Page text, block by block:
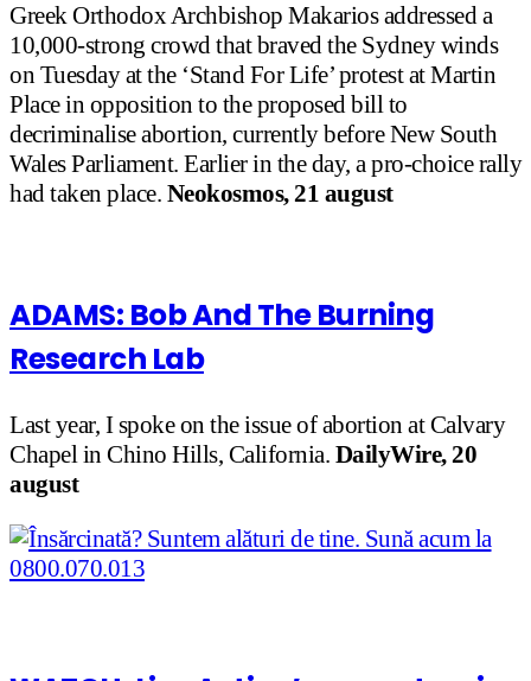
Greek Orthodox Archbishop Makarios addressed a
10,000-strong crowd that braved the Sydney winds
on Tuesday at the ‘Stand For Life’ protest at Martin
Place in opposition to the proposed bill to
decriminalise abortion, currently before New South
Wales Parliament. Earlier in the day, a pro-choice rally
had taken place. Neokosmos, 21 august
ADAMS: Bob And The Burning
Research Lab
Last year, I spoke on the issue of abortion at Calvary
Chapel in Chino Hills, California. DailyWire, 20
august